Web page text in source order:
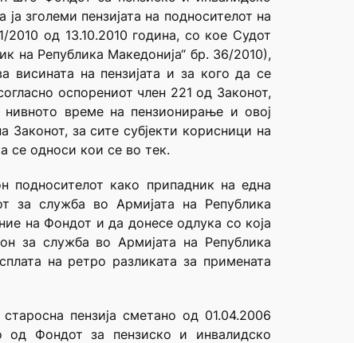
зголеми пензијата на подносителот на
од 13.10.2010 година, со кое Судот
на Република Македонија“ бр. 36/2010),
висината на пензијата и за кого да се
оспорениот член 221 од Законот,
време на пензионирање и овој
за сите субјекти корисници на
се односи кои се во тек.
подносителот како припадник на една
за служба во Армијата на Република
на Фондот и да донесе одлука со која
за служба во Армијата на Република
на ретро разликата за примената
пензија сметано од 01.04.2006
Фондот за пензиско и инвалидско